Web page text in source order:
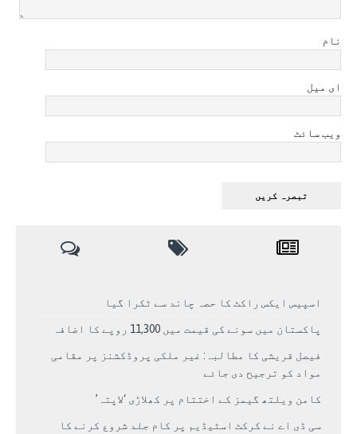
نام
ای میل
ویب سائٹ
اسپیس ایکس راکٹ کا حصہ چاند سے ٹکرا گیا
پاکستان میں سونے کی قیمت میں 11,300 روپے کا اضافہ
فیصل قریشی کا مطالبہ: غیر ملکی پروڈکشنز پر مقامی
مواد کو ترجیح دی جائے
کامن ویلتھ گیمز کے اختتام پر کھلاڑی ‘لاپتہ’
سی ڈی اے نے کرکٹ اسٹیڈیم پر کام جلد شروع کرنے کا